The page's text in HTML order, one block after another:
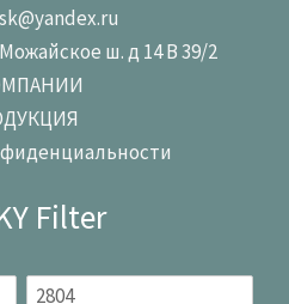
ш. д 14 В 39/2
Filter